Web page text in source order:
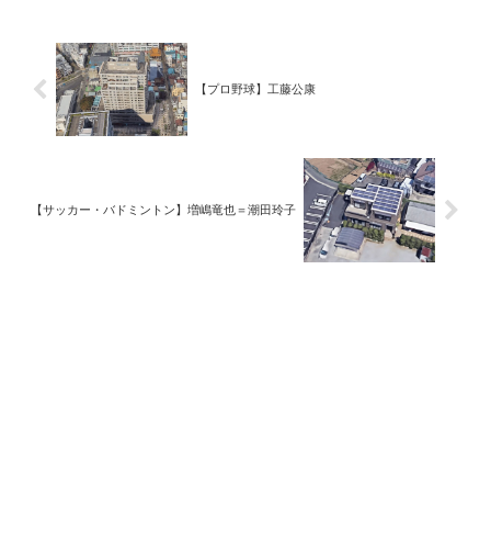
【プロ野球】工藤公康
【サッカー・バドミントン】増嶋竜也＝潮田玲子